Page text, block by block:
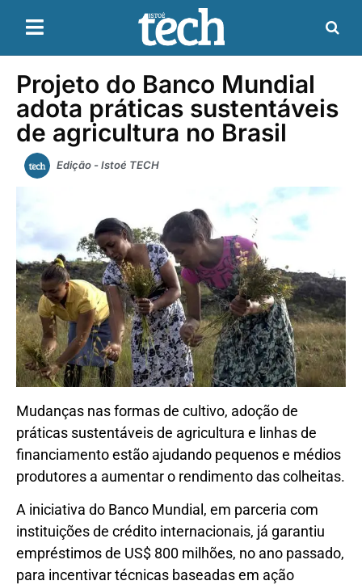
Projeto do Banco Mundial
adota práticas sustentáveis
de agricultura no Brasil
Edição - Istoé TECH
Mudanças nas formas de cultivo, adoção de
práticas sustentáveis de agricultura e linhas de
financiamento estão ajudando pequenos e médios
produtores a aumentar o rendimento das colheitas.
A iniciativa do Banco Mundial, em parceria com
instituições de crédito internacionais, já garantiu
empréstimos de US$ 800 milhões, no ano passado,
para incentivar técnicas baseadas em ação